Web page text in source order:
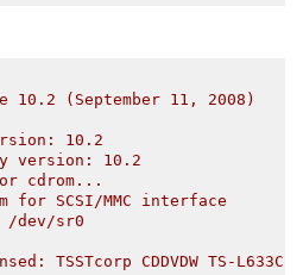
(September 11, 2008)
10.2
version: 10.2
cdrom...
for SCSI/MMC interface
/dev/sr0
TSSTcorp CDDVDW TS-L633C